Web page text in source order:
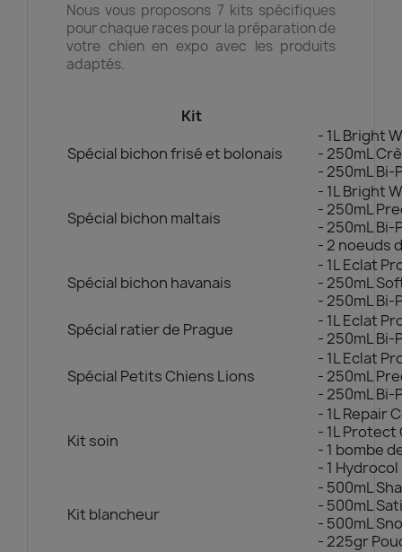
Nous vous proposons 7 kits spécifiques
pour chaque races pour la préparation de
votre chien en expo avec les produits
adaptés.
Kit
Spécial bichon frisé et bolonais
- 1L Bright
- 250mL
- 250mL Bi-
Spécial bichon maltais
- 1L Bright
- 250mL
- 250mL Bi-
- 2 noeuds
Spécial bichon havanais
- 1L Eclat
- 250mL
- 250mL Bi-
Spécial ratier de Prague
- 1L Eclat
- 250mL Bi-
Spécial Petits Chiens Lions
- 1L Eclat
- 250mL
- 250mL Bi-
Kit soin
- 1L Repair
- 1L Protect
- 1 bombe
- 1 Hydrocol
Kit blancheur
- 500mL
- 500mL
- 500mL
- 225gr